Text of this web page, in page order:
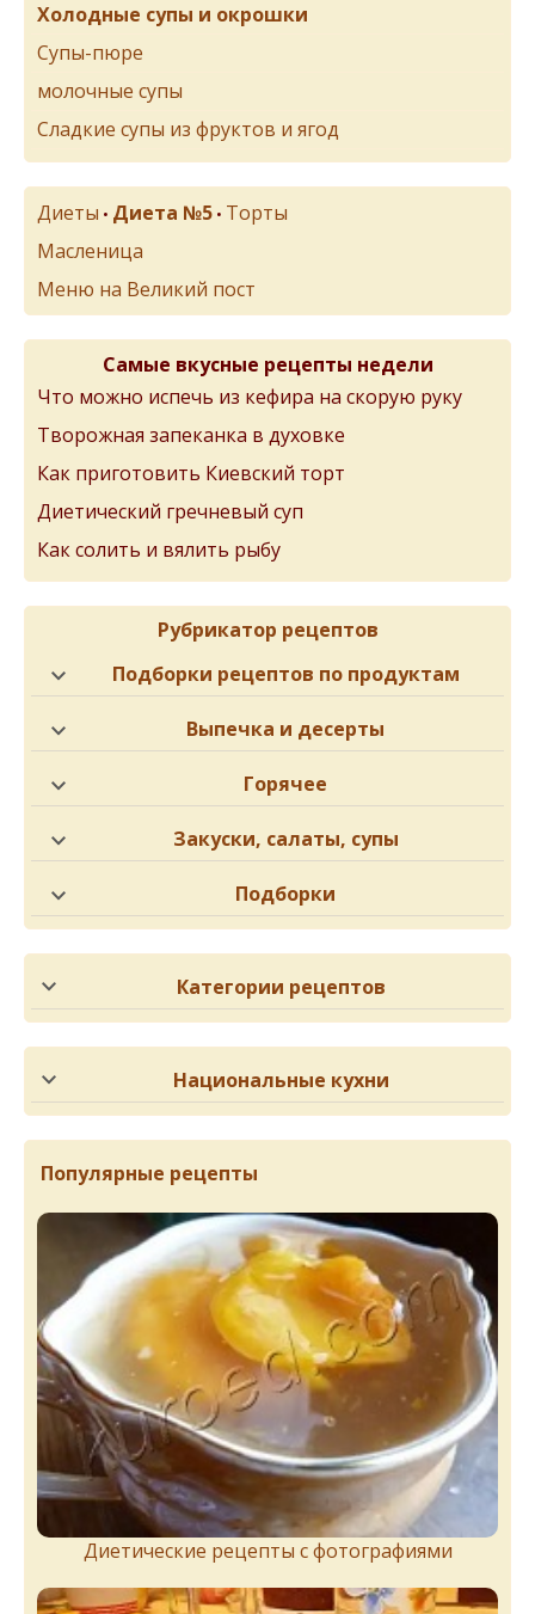
Холодные супы и окрошки
Супы-пюре
молочные супы
Сладкие супы из фруктов и ягод
Диеты • Диета №5 • Торты
Масленица
Меню на Великий пост
Самые вкусные рецепты недели
Что можно испечь из кефира на скорую руку
Творожная запеканка в духовке
Как приготовить Киевский торт
Диетический гречневый суп
Как солить и вялить рыбу
Рубрикатор рецептов
Подборки рецептов по продуктам
Выпечка и десерты
Горячее
Закуски, салаты, супы
Подборки
Категории рецептов
Национальные кухни
Популярные рецепты
Диетические рецепты с фотографиями